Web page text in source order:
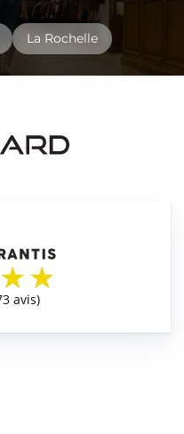
La Rochelle